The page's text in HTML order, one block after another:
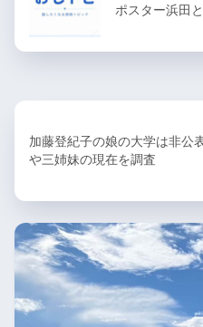
ポスター浜田
加藤登紀子の娘の大学は非公
や三姉妹の現在を調査